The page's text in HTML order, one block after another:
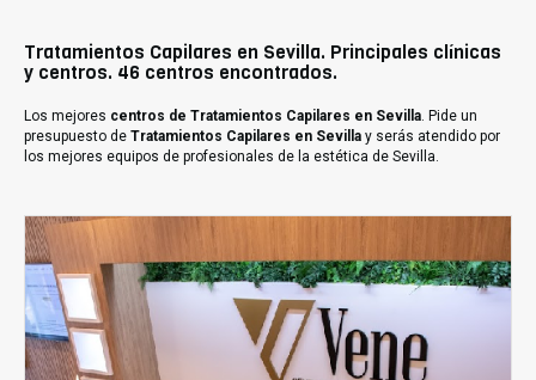
Tratamientos Capilares en Sevilla. Principales clínicas
y centros. 46 centros encontrados.
Los mejores centros de Tratamientos Capilares en Sevilla. Pide un
presupuesto de Tratamientos Capilares en Sevilla y serás atendido por
los mejores equipos de profesionales de la estética de Sevilla.